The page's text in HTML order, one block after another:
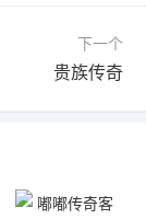
下一个
贵族传奇